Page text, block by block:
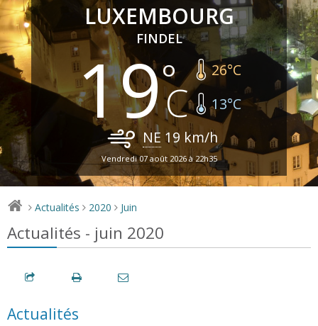
LUXEMBOURG
FINDEL
19 26°C
13°C
NE 19 km/h
Vendredi 07 août 2026 à 22h35
> Actualités > 2020 > Juin
Actualités - juin 2020
Actualités